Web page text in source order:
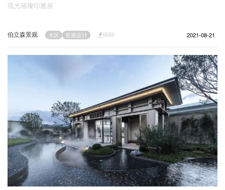
琉光璀璨印雅居
伯立森景观 大区 景观设计 6686 2021-08-21